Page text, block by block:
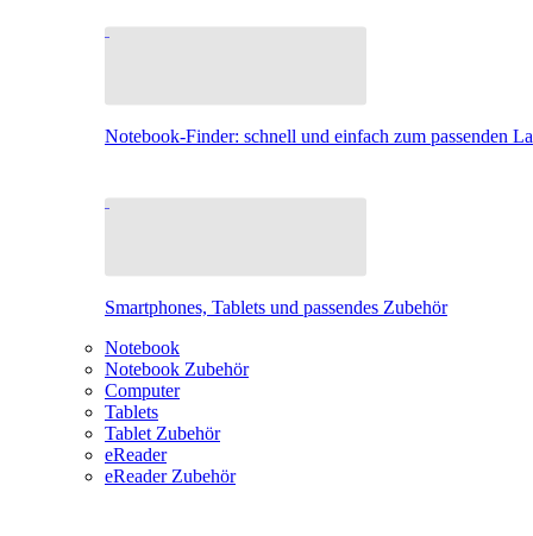
Notebook-Finder: schnell und einfach zum passenden
Smartphones, Tablets und passendes Zubehör
Notebook
Notebook Zubehör
Computer
Tablets
Tablet Zubehör
eReader
eReader Zubehör